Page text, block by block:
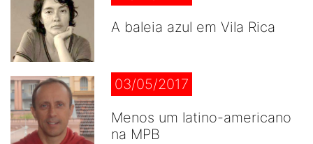
A baleia azul em Vila Rica
03/05/2017
Menos um latino-americano
na MPB